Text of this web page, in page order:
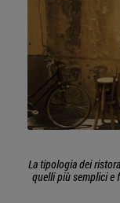
La tipologia dei
quelli più semplici e